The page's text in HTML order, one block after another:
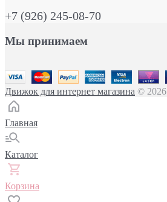
+7 (926) 245-08-70
Мы принимаем
Движок для интернет магазина © 2026
Главная
Каталог
Корзина